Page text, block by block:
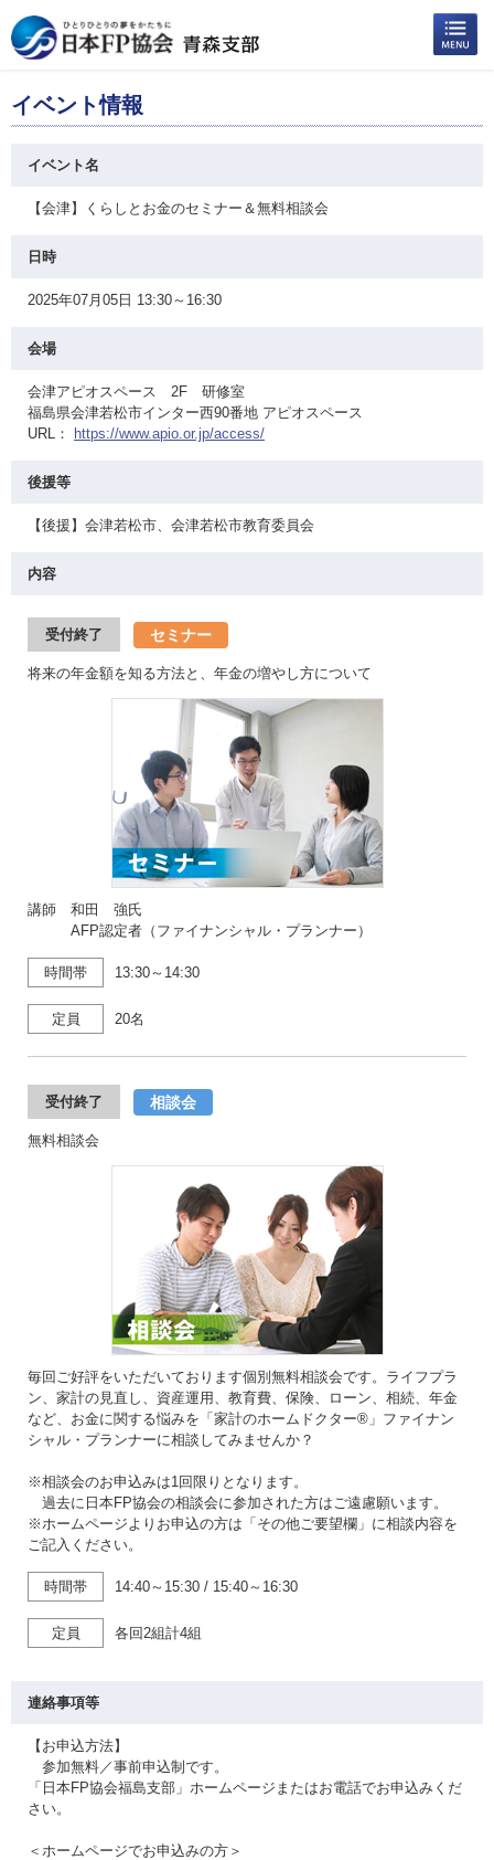
イベント情報
イベント名
【会津】くらしとお金のセミナー＆無料相談会
日時
2025年07月05日 13:30～16:30
会場
会津アピオスペース 2F 研修室
福島県会津若松市インター西90番地 アピオスペース
URL：
https://www.apio.or.jp/access/
後援等
【後援】会津若松市、会津若松市教育委員会
内容
受付終了 セミナー
将来の年金額を知る方法と、年金の増やし方について
講師 和田 強氏
AFP認定者（ファイナンシャル・プランナー）
時間帯 13:30～14:30
定員 20名
受付終了 相談会
無料相談会
毎回ご好評をいただいております個別無料相談会です。ライフプラ
ン、家計の見直し、資産運用、教育費、保険、ローン、相続、年金
など、お金に関する悩みを「家計のホームドクター®」ファイナン
シャル・プランナーに相談してみませんか？
※相談会のお申込みは1回限りとなります。
過去に日本FP協会の相談会に参加された方はご遠慮願います。
※ホームページよりお申込の方は「その他ご要望欄」に相談内容を
ご記入ください。
時間帯 14:40～15:30 / 15:40～16:30
定員 各回2組計4組
連絡事項等
【お申込方法】
参加無料／事前申込制です。
「日本FP協会福島支部」ホームページまたはお電話でお申込みくだ
さい。
＜ホームページでお申込みの方＞